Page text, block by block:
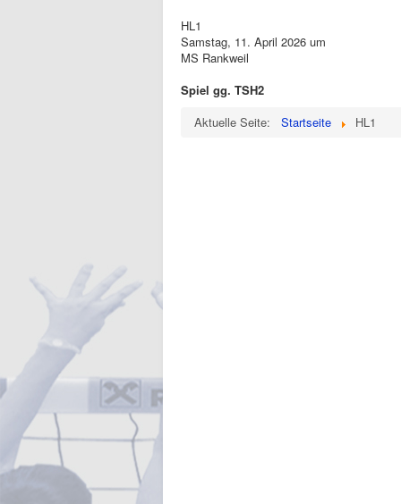
HL1
Samstag, 11. April 2026 um
MS Rankweil
Spiel gg. TSH2
Aktuelle Seite:
Startseite HL1